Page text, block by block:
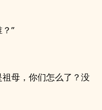
”
母，你们怎么了？没